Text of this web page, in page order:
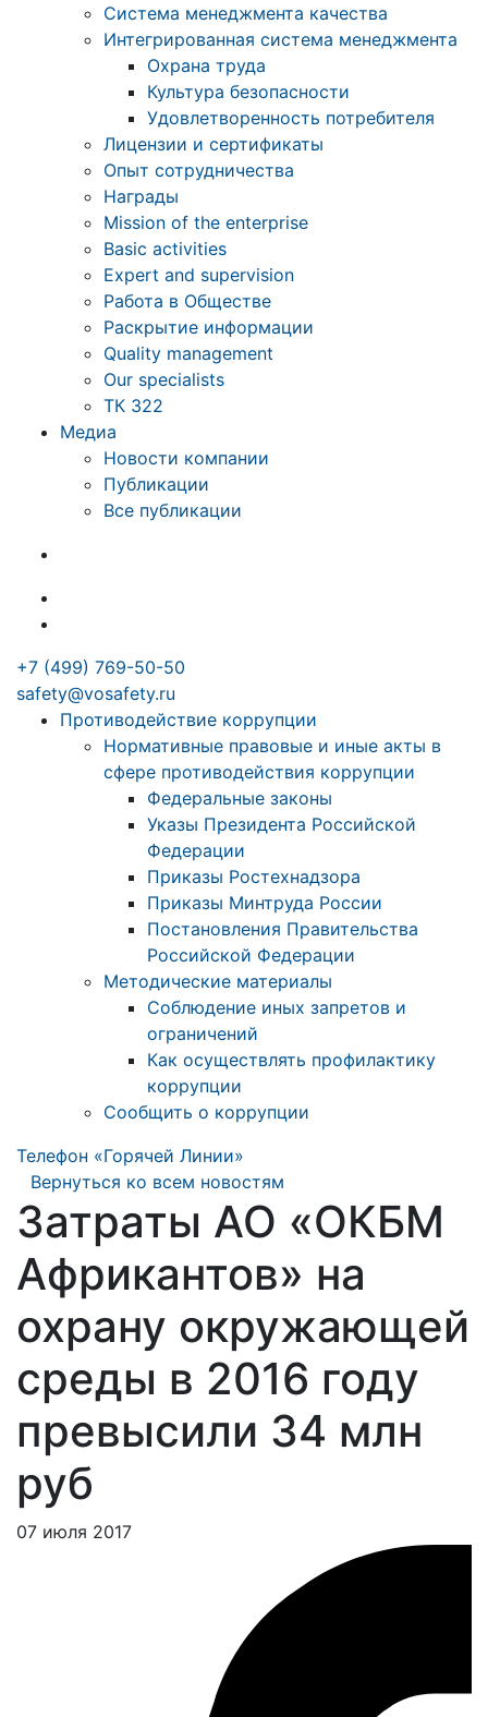
Система менеджмента качества
Интегрированная система менеджмента
Охрана труда
Культура безопасности
Удовлетворенность потребителя
Лицензии и сертификаты
Опыт сотрудничества
Награды
Mission of the enterprise
Basic activities
Expert and supervision
Работа в Обществе
Раскрытие информации
Quality management
Our specialists
ТК 322
Медиа
Новости компании
Публикации
Все публикации
+7 (499) 769-50-50
safety@vosafety.ru
Противодействие коррупции
Нормативные правовые и иные акты в
сфере противодействия коррупции
Федеральные законы
Указы Президента Российской
Федерации
Приказы Ростехнадзора
Приказы Минтруда России
Постановления Правительства
Российской Федерации
Методические материалы
Соблюдение иных запретов и
ограничений
Как осуществлять профилактику
коррупции
Сообщить о коррупции
Телефон «Горячей Линии»
Вернуться ко всем новостям
Затраты АО «ОКБМ
Африкантов» на
охрану окружающей
среды в 2016 году
превысили 34 млн
руб
07 июля 2017